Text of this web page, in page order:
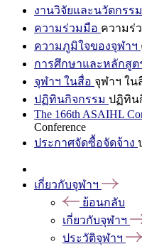
งานวิจัยและนวัตกรรม
ความร่วมมือ ความร่
ความภูมิใจของจุฬาฯ
การศึกษาและหลักสูต
จุฬาฯ ในสื่อ จุฬาฯ ใน
ปฏิทินกิจกรรม ปฏิทิน
The 166th ASAIHL
Conference
ประกาศจัดซื้อจัดจ้าง
เกี่ยวกับจุฬาฯ
ย้อนกลับ
เกี่ยวกับจุฬาฯ
ประวัติจุฬาฯ